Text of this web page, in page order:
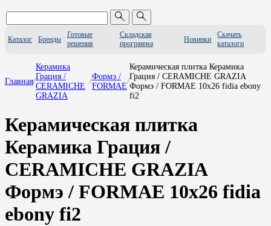
Каталог Бренды
Готовые
решения
Складская
программа
Новинки
Скачать
каталоги
Главная/
Керамика
Грация /
CERAMICHE
GRAZIA
/
Формэ /
FORMAE
/
Керамическая плитка Керамика
Грация / CERAMICHE GRAZIA
Формэ / FORMAE 10x26 fidia ebony
fi2
Керамическая плитка
Керамика Грация /
CERAMICHE GRAZIA
Формэ / FORMAE 10x26 fidia
ebony fi2